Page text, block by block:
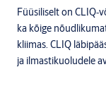
Füüsiliselt on
ka kõige
kliimas. CLIQ
ja ilmastikuoludele